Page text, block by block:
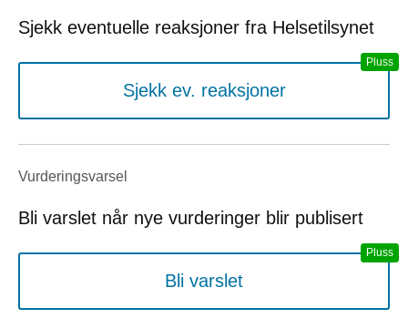
Sjekk eventuelle reaksjoner fra Helsetilsynet
Sjekk ev. reaksjoner
Vurderings­varsel
Bli varslet når nye vurderinger blir publisert
Bli varslet